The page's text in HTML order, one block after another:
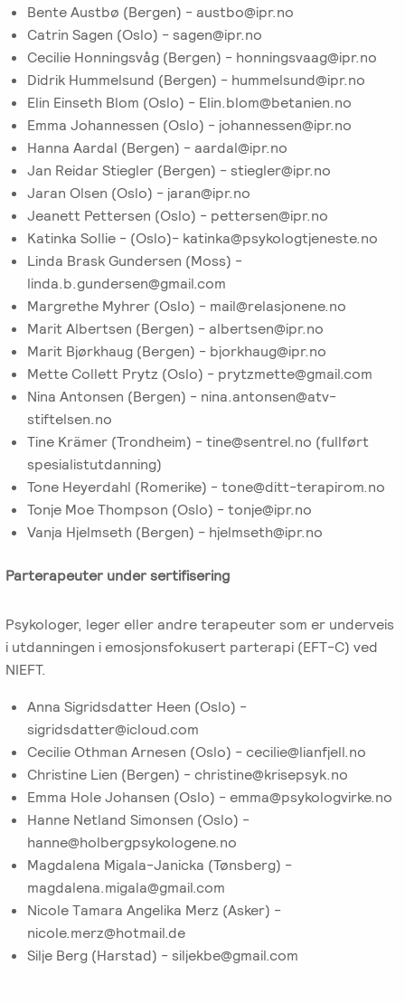
Bente Austbø (Bergen) - austbo@ipr.no
Catrin Sagen (Oslo) - sagen@ipr.no
Cecilie Honningsvåg (Bergen) - honningsvaag@ipr.no
Didrik Hummelsund (Bergen) - hummelsund@ipr.no
Elin Einseth Blom (Oslo) - Elin.blom@betanien.no
Emma Johannessen (Oslo) - johannessen@ipr.no
Hanna Aardal (Bergen) - aardal@ipr.no
Jan Reidar Stiegler (Bergen) - stiegler@ipr.no
Jaran Olsen (Oslo) - jaran@ipr.no
Jeanett Pettersen (Oslo) - pettersen@ipr.no
Katinka Sollie - (Oslo)- katinka@psykologtjeneste.no
Linda Brask Gundersen (Moss) -
linda.b.gundersen@gmail.com
Margrethe Myhrer (Oslo) - mail@relasjonene.no
Marit Albertsen (Bergen) - albertsen@ipr.no
Marit Bjørkhaug (Bergen) - bjorkhaug@ipr.no
Mette Collett Prytz (Oslo) - prytzmette@gmail.com
Nina Antonsen (Bergen) - nina.antonsen@atv-
stiftelsen.no
Tine Krämer (Trondheim) - tine@sentrel.no (fullført
spesialistutdanning)
Tone Heyerdahl (Romerike) - tone@ditt-terapirom.no
Tonje Moe Thompson (Oslo) - tonje@ipr.no
Vanja Hjelmseth (Bergen) - hjelmseth@ipr.no
Parterapeuter under sertifisering
Psykologer, leger eller andre terapeuter som er underveis
i utdanningen i emosjonsfokusert parterapi (EFT-C) ved
NIEFT.
Anna Sigridsdatter Heen (Oslo) -
sigridsdatter@icloud.com
Cecilie Othman Arnesen (Oslo) - cecilie@lianfjell.no
Christine Lien (Bergen) - christine@krisepsyk.no
Emma Hole Johansen (Oslo) - emma@psykologvirke.no
Hanne Netland Simonsen (Oslo) -
hanne@holbergpsykologene.no
Magdalena Migala-Janicka (Tønsberg) -
magdalena.migala@gmail.com
Nicole Tamara Angelika Merz (Asker) -
nicole.merz@hotmail.de
Silje Berg (Harstad) - siljekbe@gmail.com